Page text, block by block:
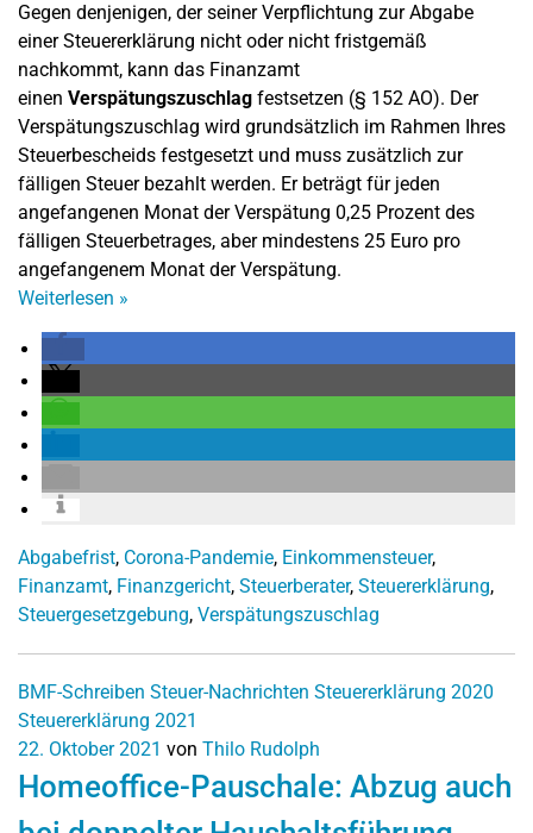
Gegen denjenigen, der seiner Verpflichtung zur Abgabe
einer Steuererklärung nicht oder nicht fristgemäß
nachkommt, kann das Finanzamt
einen Verspätungszuschlag festsetzen (§ 152 AO). Der
Verspätungszuschlag wird grundsätzlich im Rahmen Ihres
Steuerbescheids festgesetzt und muss zusätzlich zur
fälligen Steuer bezahlt werden. Er beträgt für jeden
angefangenen Monat der Verspätung 0,25 Prozent des
fälligen Steuerbetrages, aber mindestens 25 Euro pro
angefangenem Monat der Verspätung.
Weiterlesen »
Abgabefrist, Corona-Pandemie, Einkommensteuer,
Finanzamt, Finanzgericht, Steuerberater, Steuererklärung,
Steuergesetzgebung, Verspätungszuschlag
BMF-Schreiben Steuer-Nachrichten Steuererklärung 2020
Steuererklärung 2021
22. Oktober 2021 von Thilo Rudolph
Homeoffice-Pauschale: Abzug auch